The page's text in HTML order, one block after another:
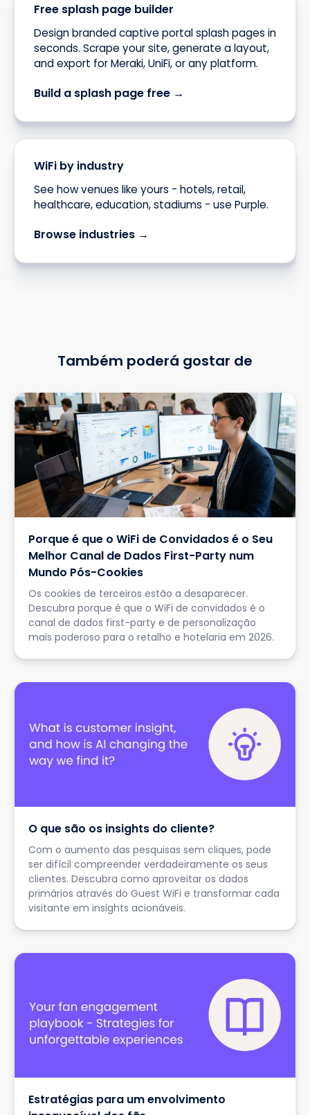
Free splash page builder
Design branded captive portal splash pages in
seconds. Scrape your site, generate a layout,
and export for Meraki, UniFi, or any platform.
Build a splash page free →
WiFi by industry
See how venues like yours - hotels, retail,
healthcare, education, stadiums - use Purple.
Browse industries →
Também poderá gostar de
Porque é que o WiFi de Convidados é o Seu
Melhor Canal de Dados First-Party num
Mundo Pós-Cookies
Os cookies de terceiros estão a desaparecer.
Descubra porque é que o WiFi de convidados é o
canal de dados first-party e de personalização
mais poderoso para o retalho e hotelaria em 2026.
O que são os insights do cliente?
Com o aumento das pesquisas sem cliques, pode
ser difícil compreender verdadeiramente os seus
clientes. Descubra como aproveitar os dados
primários através do Guest WiFi e transformar cada
visitante em insights acionáveis.
Estratégias para um envolvimento